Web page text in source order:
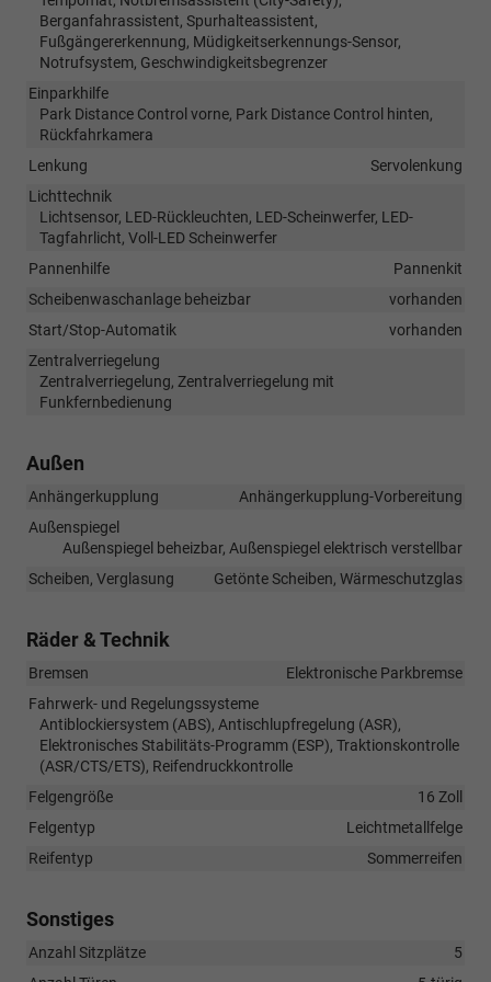
Berganfahrassistent, Spurhalteassistent,
Fußgängererkennung, Müdigkeitserkennungs-Sensor,
Notrufsystem, Geschwindigkeitsbegrenzer
Einparkhilfe
Park Distance Control vorne, Park Distance Control hinten,
Rückfahrkamera
Lenkung
Servolenkung
Lichttechnik
Lichtsensor, LED-Rückleuchten, LED-Scheinwerfer, LED-
Tagfahrlicht, Voll-LED Scheinwerfer
Pannenhilfe
Pannenkit
Scheibenwaschanlage beheizbar
vorhanden
Start/Stop-Automatik
vorhanden
Zentralverriegelung
Zentralverriegelung, Zentralverriegelung mit
Funkfernbedienung
Außen
Anhängerkupplung
Anhängerkupplung-Vorbereitung
Außenspiegel
Außenspiegel beheizbar, Außenspiegel elektrisch verstellbar
Scheiben, Verglasung
Getönte Scheiben, Wärmeschutzglas
Räder & Technik
Bremsen
Elektronische Parkbremse
Fahrwerk- und Regelungssysteme
Antiblockiersystem (ABS), Antischlupfregelung (ASR),
Elektronisches Stabilitäts-Programm (ESP), Traktionskontrolle
(ASR/CTS/ETS), Reifendruckkontrolle
Felgengröße
16 Zoll
Felgentyp
Leichtmetallfelge
Reifentyp
Sommerreifen
Sonstiges
Anzahl Sitzplätze
5